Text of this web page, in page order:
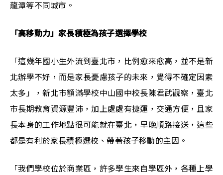
龍潭等不同城市。
「高移動力」家長積極為孩子選擇學校
「這幾年國小生外流到臺北市，比例愈來愈高，並不是新
北辦學不好，而是家長憂慮孩子的未來，覺得不確定因素
太多」，新北市額滿學校中山國中校長陳君武觀察，臺北
市長期教育資源豐沛，加上處處有捷運，交通方便，且家
長本身的工作地點很可能就在臺北，早晚順路接送，這些
都是有利於家長積極選校、帶著孩子移動的主因。
「我們學校位於商業區，許多學生來自學區外，各種上學